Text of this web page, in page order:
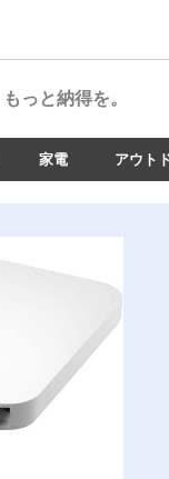
っと納得を。
家電 アウト